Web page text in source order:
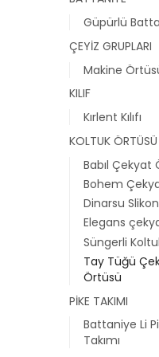
Güpürlü
ÇEYİZ GRUPLARI
Makine
KILIF
Kırlent Kılıfı
KOLTUK ÖRTÜSÜ
Babıl Çekyat
Bohem
Dinarsu
Elegans
Süngerli
Tay Tüğü
Örtüsü
PİKE TAKIMI
Battaniye Li
Takımı